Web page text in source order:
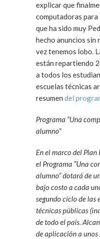
explicar que
computadoras
que ha sido muy
hecho anuncios sin
vez tenemos lobo. La noticia genial es que se
están repartiendo
a todos los
escuelas técnicas
resumen del
Programa “Una
alumno”
En el marco del
el Programa “Una
alumno” dotará de
bajo costo a cada
segundo ciclo de las
técnicas públicas
de todo el país.
de aplicación a